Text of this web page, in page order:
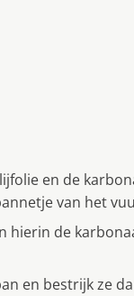
en de
van het
hierin de
en bestrijk ze